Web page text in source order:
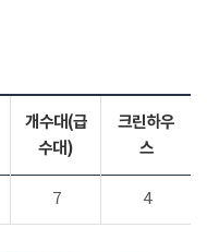
개수대(급
수대)
크린하우
스
7 4